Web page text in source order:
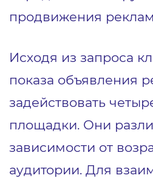
продвижения
Исходя из запроса
показа объявления
задействовать
площадки. Они
зависимости от
аудитории. Для